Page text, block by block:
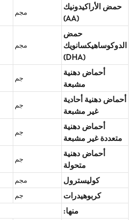
حمض الأراكيدونيك
(AA)
مجم
حمض
الدوكوساهيكسانويك
(DHA)
مجم
أحماض دهنية
مشبعة
جم
أحماض دهنية أحادية
غير مشبعة
جم
أحماض دهنية
متعددة غير مشبعة
جم
أحماض دهنية
متحولة
جم
كوليسترول مجم
كربوهيدرات جم
منها: